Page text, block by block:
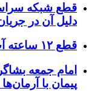
قطع شبکه
دلیل آن در
قطع ۱۲ ساعته آب در ۲ محله بندرعباس
امام جمعه
پیمان با